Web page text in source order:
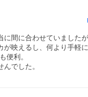
に間に合わせていました
が映えるし、何より手軽
便利。
でした。